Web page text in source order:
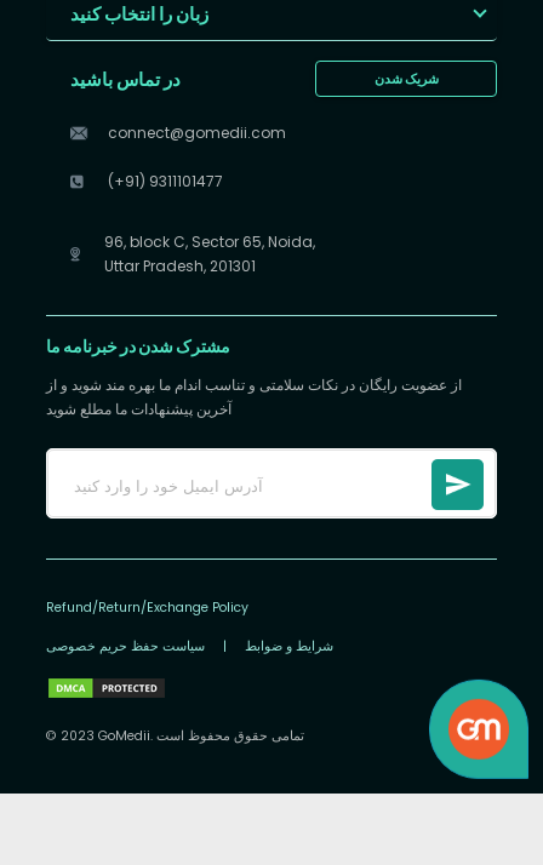
زبان را انتخاب کنید
شریک شدن در تماس باشید
connect@gomedii.com
(+91) 9311101477
96, block C, Sector 65, Noida,
Uttar Pradesh, 201301
مشترک شدن در خبرنامه ما
از عضویت رایگان در نکات سلامتی و تناسب اندام ما بهره مند شوید و از
آخرین پیشنهادات ما مطلع شوید
Refund/Return/Exchange Policy
سیاست حفظ حریم خصوصی | شرایط و ضوابط
© 2023 GoMedii. تمامی حقوق محفوظ است